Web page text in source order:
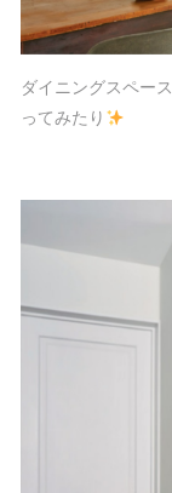
ダイニングスペー
ってみたり